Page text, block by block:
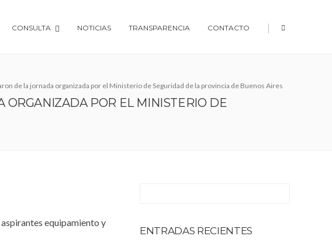
CONSULTA NOTICIAS TRANSPARENCIA CONTACTO |
de la jornada organizada por el Ministerio de Seguridad de la provincia de Buenos Aires
ORGANIZADA POR EL MINISTERIO DE
equipamiento y
ENTRADAS RECIENTES